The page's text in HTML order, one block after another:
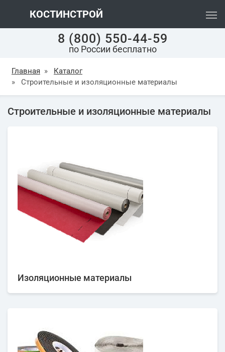
КОСТИНСТРОЙ
8 (800) 550-44-59
по России бесплатно
Главная »
Каталог
»
Строительные и изоляционные материалы
Строительные и изоляционные материалы
Изоляционные материалы